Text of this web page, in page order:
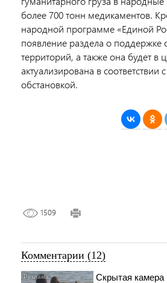
более 700 тонн медикаментов.
народной программе «Единой
появление раздела о
территорий, а также она будет в
актуализирована в соответствии
обстановкой.
1509
Комментарии (12)
Скрытая